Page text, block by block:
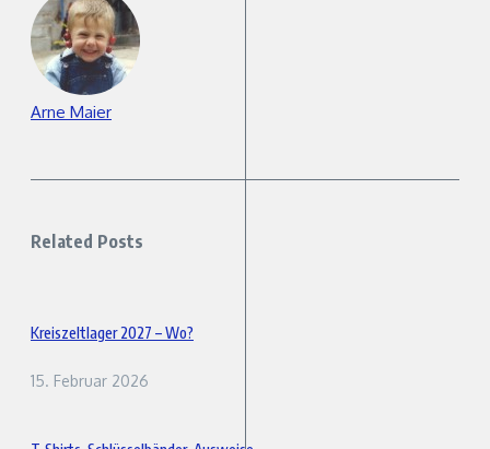
Arne Maier
Related Posts
Kreiszeltlager 2027 – Wo?
15. Februar 2026